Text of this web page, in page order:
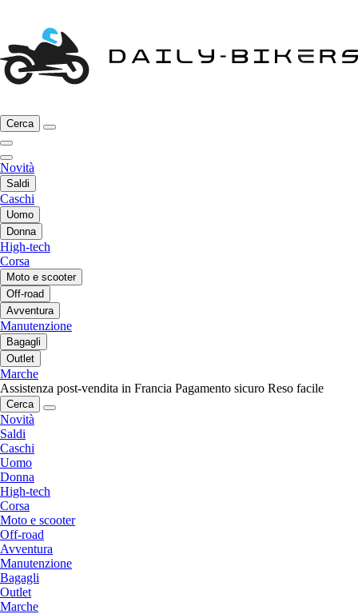
Cerca
Novità
Saldi
Caschi
Uomo
Donna
High-tech
Corsa
Moto e scooter
Off-road
Avventura
Manutenzione
Bagagli
Outlet
Marche
Assistenza post-vendita in Francia Pagamento sicuro Reso facile
Cerca
Novità
Saldi
Caschi
Uomo
Donna
High-tech
Corsa
Moto e scooter
Off-road
Avventura
Manutenzione
Bagagli
Outlet
Marche